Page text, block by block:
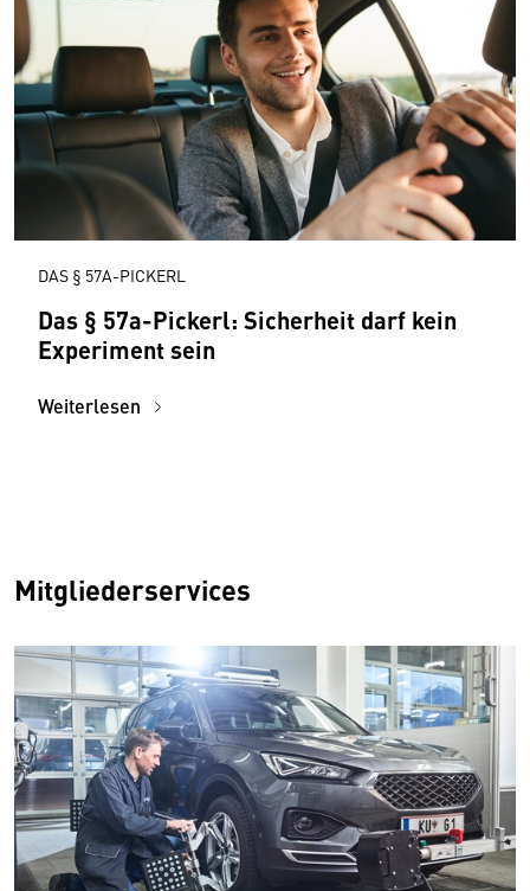
DAS § 57A-PICKERL
Das § 57a-Pickerl: Sicherheit darf kein
Experiment sein
Weiterlesen
Mitgliederservices